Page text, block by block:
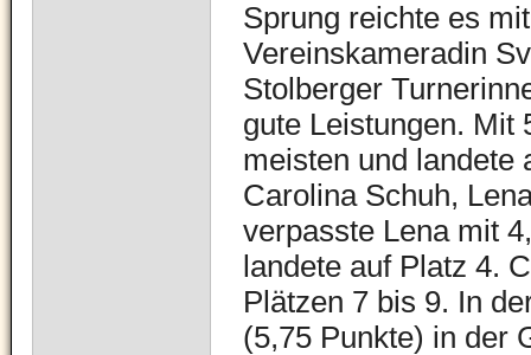
Sprung reichte es
Vereinskameradin
Stolberger
gute Leistungen. Mit
meisten und landete
Carolina Schuh,
verpasste Lena mit
landete auf Platz 4.
Plätzen 7 bis 9. In
(5,75 Punkte) in der